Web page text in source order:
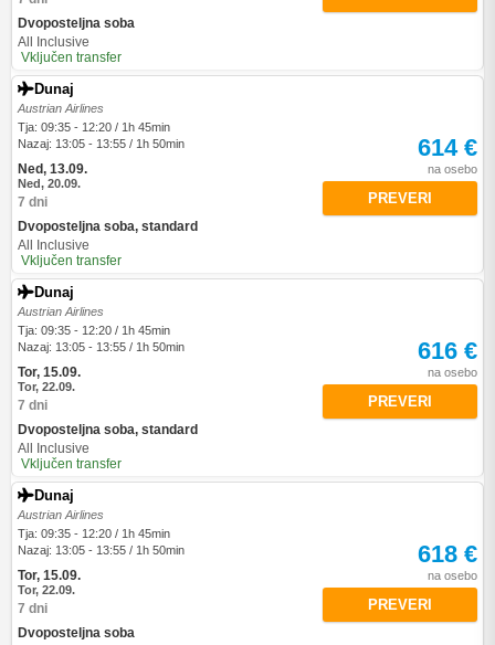
Dvoposteljna soba
All Inclusive
Vključen transfer
Dunaj
Austrian Airlines
Tja: 09:35 - 12:20 / 1h 45min
Nazaj: 13:05 - 13:55 / 1h 50min
Ned, 13.09.
Ned, 20.09.
7 dni
Dvoposteljna soba, standard
All Inclusive
Vključen transfer
614 €
na osebo
PREVERI
Dunaj
Austrian Airlines
Tja: 09:35 - 12:20 / 1h 45min
Nazaj: 13:05 - 13:55 / 1h 50min
Tor, 15.09.
Tor, 22.09.
7 dni
Dvoposteljna soba, standard
All Inclusive
Vključen transfer
616 €
na osebo
PREVERI
Dunaj
Austrian Airlines
Tja: 09:35 - 12:20 / 1h 45min
Nazaj: 13:05 - 13:55 / 1h 50min
Tor, 15.09.
Tor, 22.09.
7 dni
Dvoposteljna soba
618 €
na osebo
PREVERI